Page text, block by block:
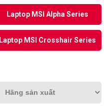
Laptop MSI Alpha Series
Laptop MSI Crosshair Series